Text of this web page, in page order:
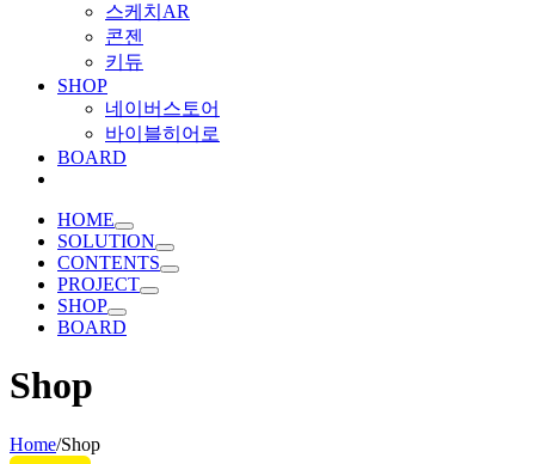
스케치AR
콘젠
키듀
SHOP
네이버스토어
바이블히어로
BOARD
HOME
SOLUTION
CONTENTS
PROJECT
SHOP
BOARD
Shop
Home/Shop